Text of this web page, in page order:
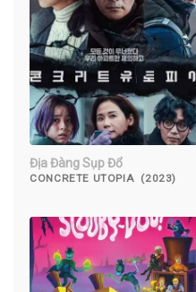
Địa Đàng Sụp Đổ
CONCRETE UTOPIA (2023)